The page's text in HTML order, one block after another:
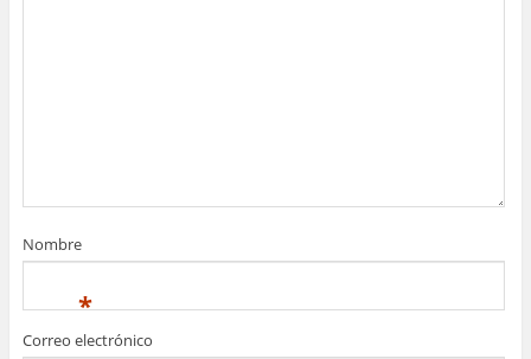
Nombre
*
Correo electrónico